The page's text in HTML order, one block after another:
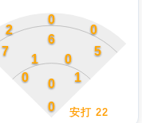
2
0
0
7
6
5
1
0
0
1
0
0
安打 22